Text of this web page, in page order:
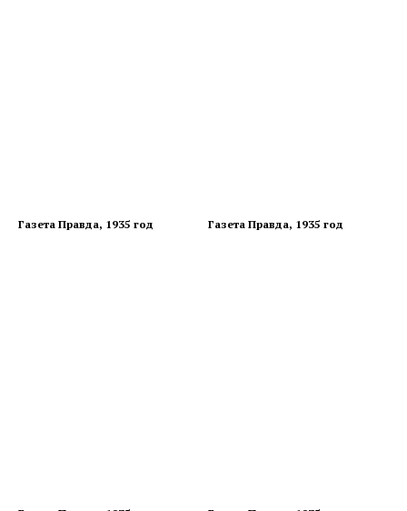
Газета Правда, 1935 год Газета Правда, 1935 год